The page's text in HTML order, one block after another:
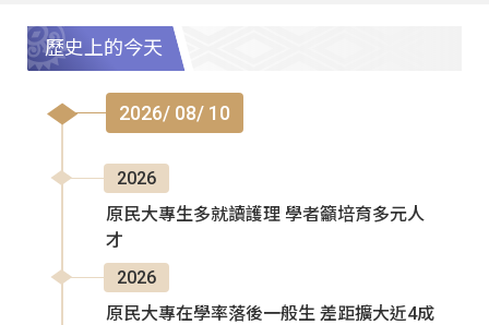
歷史上的今天
2026/ 08/ 10
2026
原民大專生多就讀護理 學者籲培育多元人
才
2026
原民大專在學率落後一般生 差距擴大近4成